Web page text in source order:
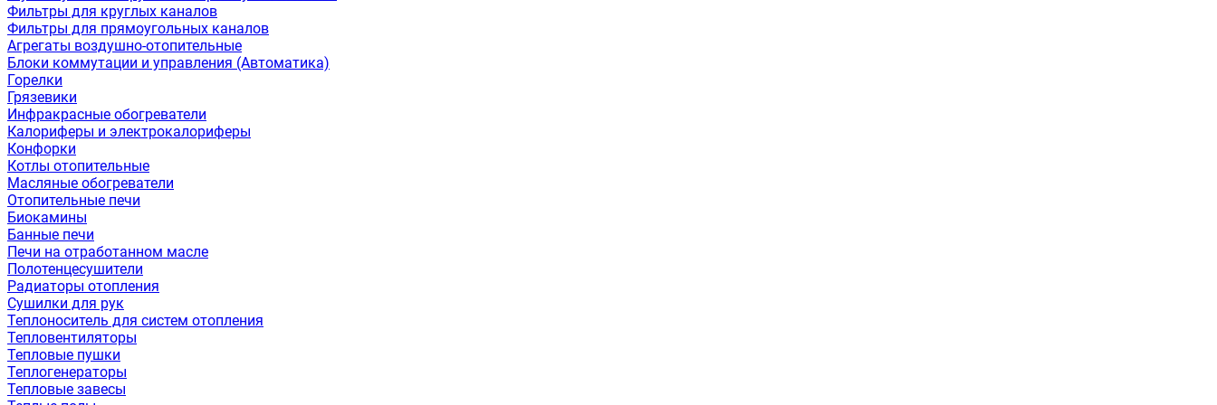
Фильтры для круглых каналов
Фильтры для прямоугольных каналов
Агрегаты воздушно-отопительные
Блоки коммутации и управления (Автоматика)
Горелки
Грязевики
Инфракрасные обогреватели
Калориферы и электрокалориферы
Конфорки
Котлы отопительные
Масляные обогреватели
Отопительные печи
Биокамины
Банные печи
Печи на отработанном масле
Полотенцесушители
Радиаторы отопления
Сушилки для рук
Теплоноситель для систем отопления
Тепловентиляторы
Тепловые пушки
Теплогенераторы
Тепловые завесы